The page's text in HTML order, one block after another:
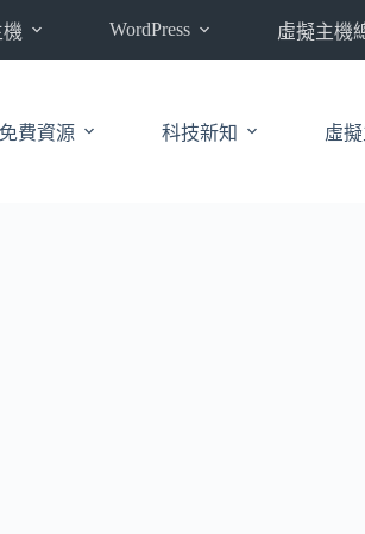
WordPress 虛擬主機
免費資源 科技新知 虛